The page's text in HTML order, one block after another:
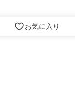
お気に入り